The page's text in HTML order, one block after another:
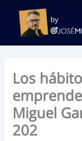
contenido
Los
Miguel
202